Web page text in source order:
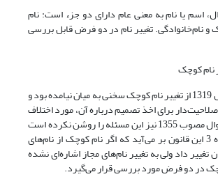
اسم یا نام به معنی عام دارای دو جزء است: نام
نام‌خانوادگی. تغییر نام در دو فرض قابل بررسی
در قانون ثبت احوال 1319 از تغییر نام کوچک سخنی به میان نیامده بود و
برای اخذ تصمیم درباره آن، مورد اختلاف
بود. قانون ثبت احوال مصوب 1355 نیز این مسئله را روشن نکرده است
و تنها از بند 4 ماده 3 این قانون بر می‌آید که اگر نام کوچک از نام‌های
داد ولی به تغییر نام‌های مجاز اشاره‌ای نشده
در دو فرض مورد بررسی قرار می‌گیرد.